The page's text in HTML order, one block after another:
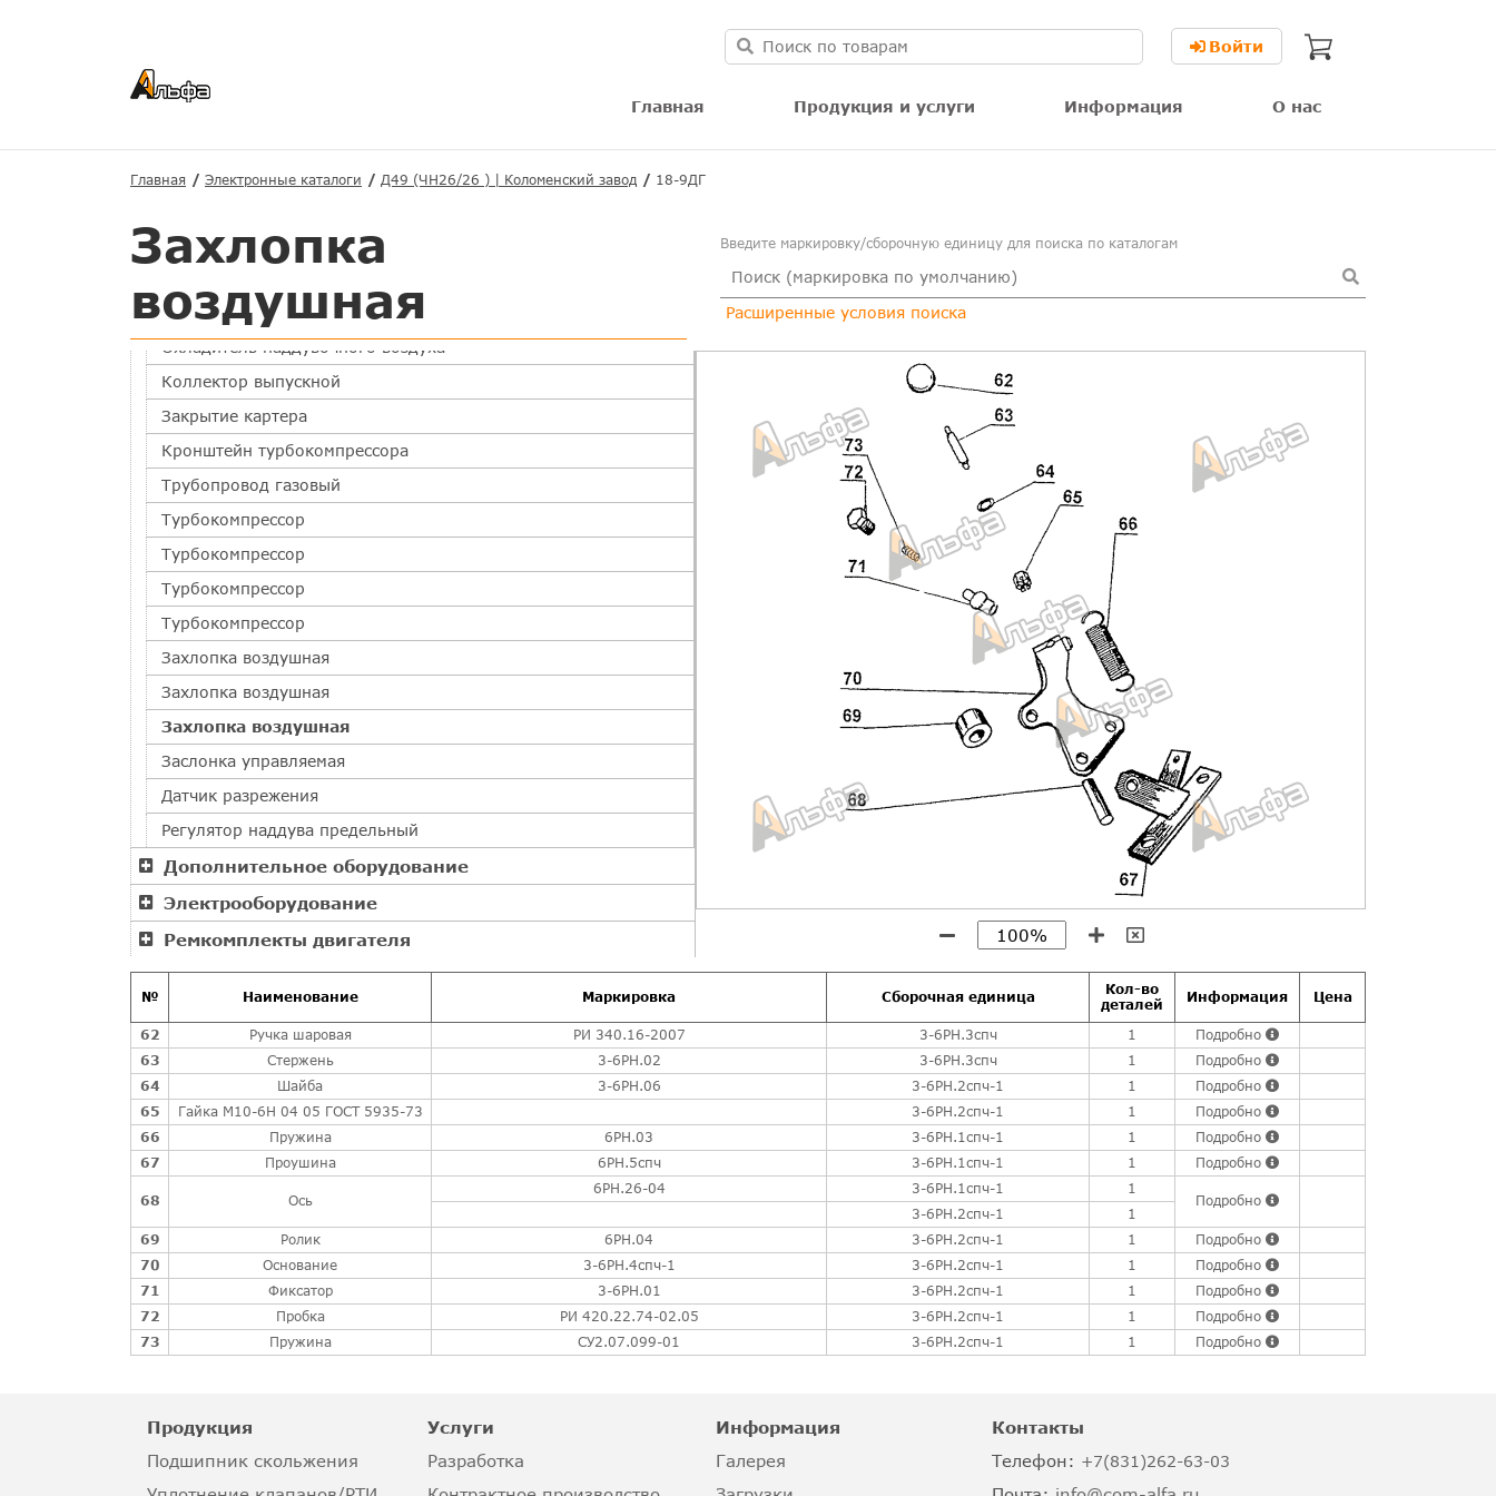
Войти
Главная Продукция и услуги Информация О нас
Главная Электронные каталоги Д49 (ЧН26/26 ) | Коломенский завод 18-9ДГ
Захлопка
воздушная
Введите маркировку/сборочную единицу для поиска по каталогам
Расширенные условия поиска
Масляная система
Воздушная система
Охладитель наддувочного воздуха
Коллектор выпускной
Закрытие картера
Кронштейн турбокомпрессора
Трубопровод газовый
Турбокомпрессор
Турбокомпрессор
Турбокомпрессор
Турбокомпрессор
Захлопка воздушная
Захлопка воздушная
Захлопка воздушная
Заслонка управляемая
Датчик разрежения
Регулятор наддува предельный
Дополнительное оборудование
Электрооборудование
Ремкомплекты двигателя
№ Наименование Маркировка Сборочная единица
Кол-во
деталей
Информация Цена
62 Ручка шаровая РИ 340.16-2007 3-6РН.3спч 1
Подробно
63
Стержень 3-6РН.02 3-6РН.3спч 1
Подробно
64
Шайба 3-6РН.06 3-6РН.2спч-1 1
Подробно
65
Гайка М10-6Н 04 05 ГОСТ 5935-73 3-6РН.2спч-1 1
Подробно
66
Пружина 6РН.03 3-6РН.1спч-1 1
Подробно
67
Проушина 6РН.5спч 3-6РН.1спч-1 1 Подробно
68 Ось
6РН.26-04 3-6РН.1спч-1 1
Подробно
3-6РН.2спч-1
1
69
Ролик 6РН.04 3-6РН.2спч-1 1
Подробно
70
Основание 3-6РН.4спч-1 3-6РН.2спч-1 1
Подробно
71
Фиксатор 3-6РН.01 3-6РН.2спч-1 1
Подробно
72
Пробка РИ 420.22.74-02.05 3-6РН.2спч-1 1
Подробно
73
Пружина СУ2.07.099-01 3-6РН.2спч-1 1 Подробно
Продукция
Подшипник скольжения
Услуги
Разработка
Информация
Галерея
Контакты
Телефон: +7(831)262-63-03